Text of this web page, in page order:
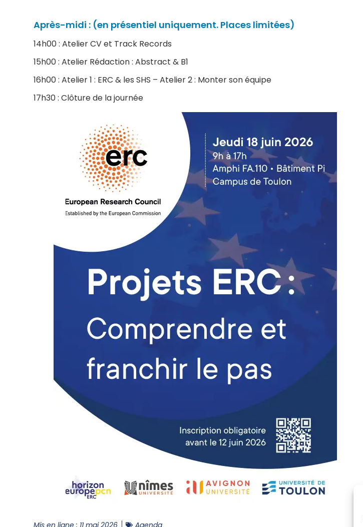
Après-midi : (en présentiel uniquement. Places limitées)
14h00 : Atelier CV et Track Records
15h00 : Atelier Rédaction : Abstract & B1
16h00 : Atelier 1 : ERC & les SHS – Atelier 2 : Monter son équipe
17h30 : Clôture de la journée